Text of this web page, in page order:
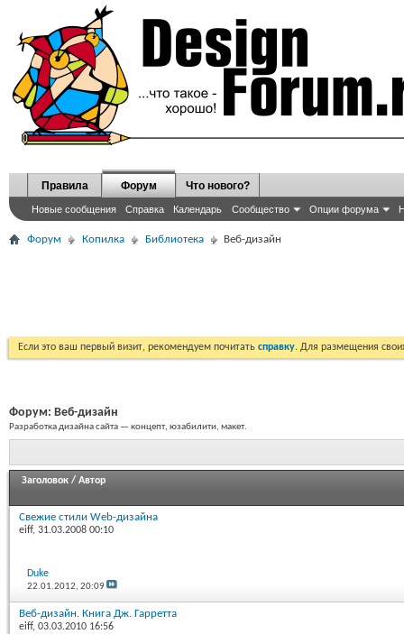
Правила Форум
Новые сообщения Справка Календарь Сообщество Опции форума
Что нового?
Форум Копилка Библиотека Веб-дизайн
Если это ваш первый визит, рекомендуем почитать справку. Для размещения
Форум: Веб-дизайн
Разработка дизайна сайта — концепт, юзабилити, макет.
Заголовок / Автор
Свежие стили Web-дизайна
eiff, 31.03.2008 00:10
Duke
22.01.2012,20:09
Веб-дизайн. Книга Дж. Гарретта
eiff, 03.03.2010 16:56